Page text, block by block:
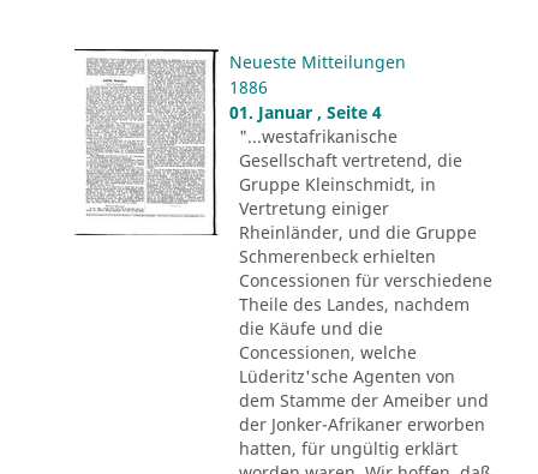
Neueste Mitteilungen
1886
01. Januar , Seite 4
"...westafrikanische
Gesellschaft vertretend, die
Gruppe Kleinschmidt, in
Vertretung einiger
Rheinländer, und die Gruppe
Schmerenbeck erhielten
Concessionen für verschiedene
Theile des Landes, nachdem
die Käufe und die
Concessionen, welche
Lüderitz'sche Agenten von
dem Stamme der Ameiber und
der Jonker-Afrikaner erworben
hatten, für ungültig erklärt